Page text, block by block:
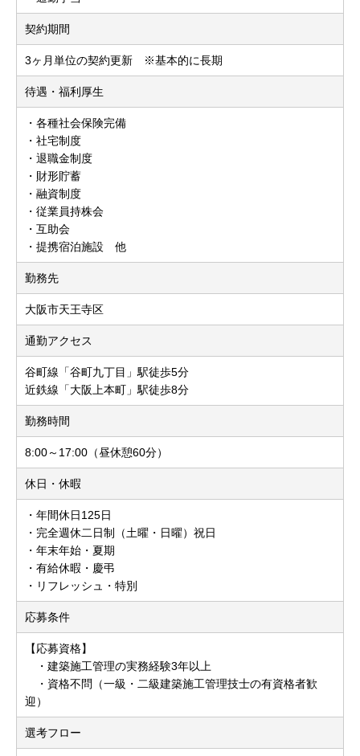
契約期間
3ヶ月単位の契約更新 ※基本的に長期
待遇・福利厚生
・各種社会保険完備
・社宅制度
・退職金制度
・財形貯蓄
・融資制度
・従業員持株会
・互助会
・提携宿泊施設 他
勤務先
大阪市天王寺区
通勤アクセス
谷町線「谷町九丁目」駅徒歩5分
近鉄線「大阪上本町」駅徒歩8分
勤務時間
8:00～17:00（昼休憩60分）
休日・休暇
・年間休日125日
・完全週休二日制（土曜・日曜）祝日
・年末年始・夏期
・有給休暇・慶弔
・リフレッシュ・特別
応募条件
【応募資格】
・建築施工管理の実務経験3年以上
・資格不問（一級・二級建築施工管理技士の有資格者歓
迎）
選考フロー